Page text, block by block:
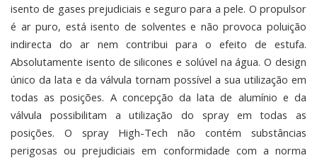
isento de gases prejudiciais e seguro para a pele. O propulsor
é ar puro, está isento de solventes e não provoca poluição
indirecta do ar nem contribui para o efeito de estufa.
Absolutamente isento de silicones e solúvel na água. O design
único da lata e da válvula tornam possível a sua utilização em
todas as posições. A concepção da lata de alumínio e da
válvula possibilitam a utilização do spray em todas as
posições. O spray High-Tech não contém substâncias
perigosas ou prejudiciais em conformidade com a norma